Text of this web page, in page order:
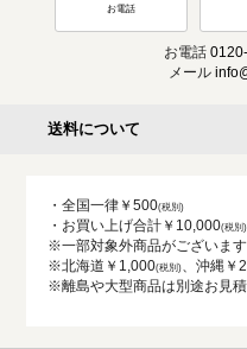
お電話
お電話
メール
送料について
・全国一律￥500
・お買い上げ合計￥10,000
※一部対象外商品がございます
※北海道￥1,000
、沖縄￥
※離島や大型商品は別途お見積